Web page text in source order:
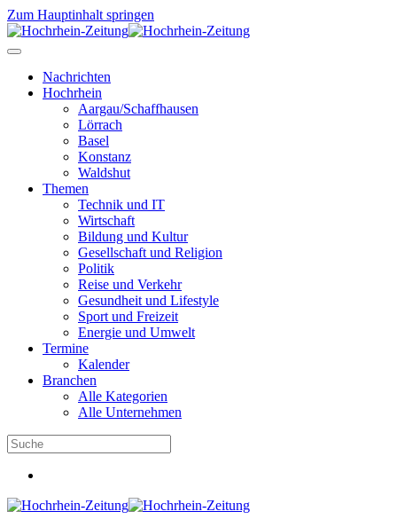
Zum Hauptinhalt springen
Nachrichten
Hochrhein
Aargau/Schaffhausen
Lörrach
Basel
Konstanz
Waldshut
Themen
Technik und IT
Wirtschaft
Bildung und Kultur
Gesellschaft und Religion
Politik
Reise und Verkehr
Gesundheit und Lifestyle
Sport und Freizeit
Energie und Umwelt
Termine
Kalender
Branchen
Alle Kategorien
Alle Unternehmen